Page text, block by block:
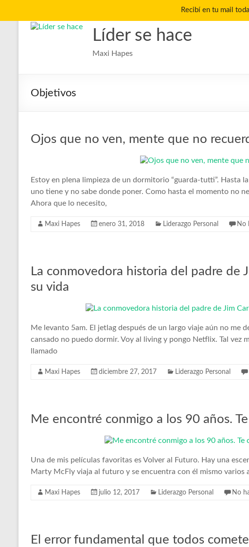
Líder se hace
Maxi Hapes
Objetivos
Ojos que no ven, mente que no
Estoy en plena limpieza de un dormitorio “guarda-tutti”. Hasta
uno tiene y no sabe donde poner. Como hasta el momento no
Ahora que lo necesito,
Maxi Hapes enero 31, 2018 Liderazgo Personal No
La conmovedora historia del padre de
su vida
Me levanto 5am. El jetlag después de un largo viaje aún no me
cansado no puedo dormir. Voy al living y pongo Netflix. Tal vez
llamado
Maxi Hapes diciembre 27, 2017 Liderazgo Personal
Me encontré conmigo a los 90 años.
Una de mis películas favoritas es Volver al Futuro. Hay una
Marty McFly viaja al futuro y se encuentra con él mismo varios
Maxi Hapes julio 12, 2017 Liderazgo Personal No
El error fundamental que todos
Recibí en tu mail